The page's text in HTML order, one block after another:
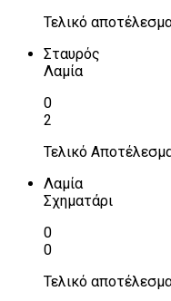
Τελικό
Σταυρός
Λαμία
0
2
Τελικό
Λαμία
Σχηματάρι
0
0
Τελικό